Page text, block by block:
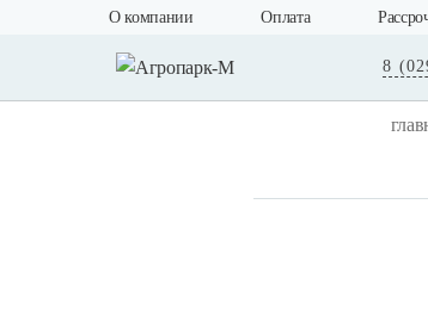
О компании Оплата
8